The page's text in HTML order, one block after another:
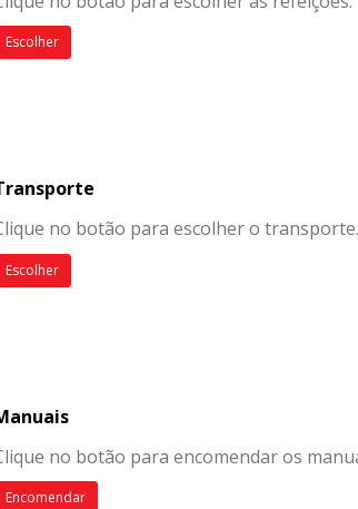
Escolher
no botão para escolher o transporte.
Escolher
no botão para encomendar os
Encomendar
conquista o FedEx Access Award no